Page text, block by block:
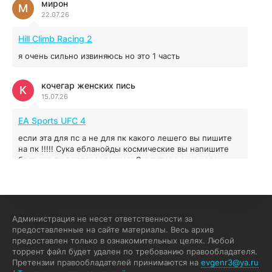
Red Chaos - The Strict Order
5.43 ГБ
Prey
16.95 ГБ
мирон
22.07.26
М
Hill Climb Racing 2
я очень сильно извиняюсь но это 1 часть
кочегар женских пись
15.07.26
К
EA Sports UFC 4
если эта для пс а не для пк какого лешего вы пишите
на пк !!!!! Сука ебланойды космические вы напишите
блять на пк с установлением Эмулятора сука калеки на
F
My Summer Car
Раменбет — место, где азарт подаётся «аль денте», где
каждый спин — как идеальная лапша. Подача —
быстро, горячо и честно — попробуйте сами:
Администрация не несет ответственности за
предоставленные на сайте материалы. Весь архив
предоставлен только в ознакомительных целях. Любой
торрент файл будет удален по требованию правообладателя.
Претензии правообладателей принимаются на evgenr3@ya.ru